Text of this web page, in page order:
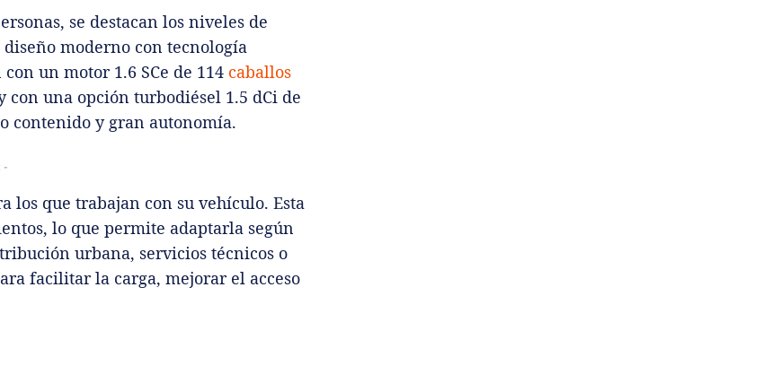
se destacan los niveles de
moderno con tecnología
un motor 1.6 SCe de 114 caballos
con una opción turbodiésel 1.5 dCi de
contenido y gran autonomía.
-
los que trabajan con su vehículo. Esta
lo que permite adaptarla según
urbana, servicios técnicos o
facilitar la carga, mejorar el acceso